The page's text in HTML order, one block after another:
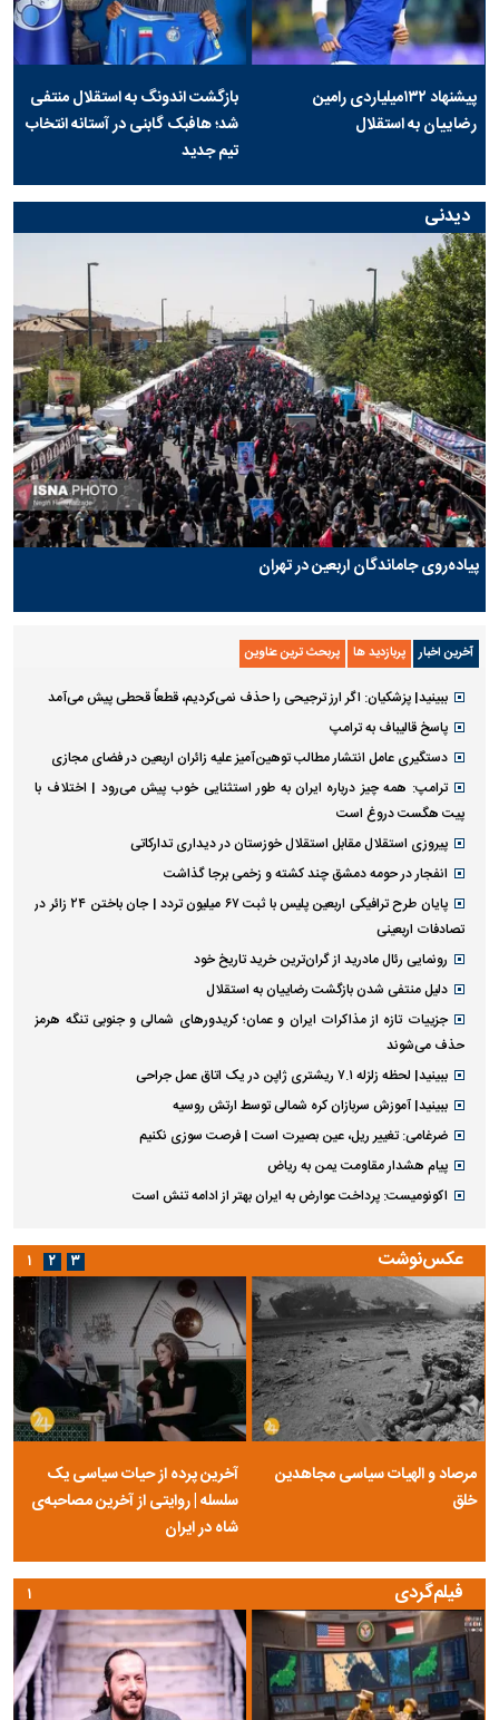
پیشنهاد ۱۳۲میلیاردی رامین
رضاییان به استقلال
بازگشت اندونگ به استقلال منتفی
شد؛ هافبک گابنی در آستانه انتخاب
تیم جدید
دیدنی
پیاده‌روی جاماندگان اربعین در تهران
آخرین اخبار پربازدید ها پربحث ترین عناوین
ببینید| پزشکیان: اگر ارز ترجیحی را حذف نمی‌کردیم، قطعاً قحطی پیش می‌آمد
پاسخ قالیباف به ترامپ
دستگیری عامل انتشار مطالب توهین‌آمیز علیه زائران اربعین در فضای مجازی
ترامپ: همه چیز درباره ایران به طور استثنایی خوب پیش می‌رود | اختلاف با
پیت هگست دروغ است
پیروزی استقلال مقابل استقلال خوزستان در دیداری تدارکاتی
انفجار در حومه دمشق چند کشته و زخمی برجا گذاشت
پایان طرح ترافیکی اربعین پلیس با ثبت ۶۷ میلیون تردد | جان باختن ۲۴ زائر در
تصادفات اربعینی
رونمایی رئال مادرید از گران‌ترین خرید تاریخ خود
دلیل منتفی شدن بازگشت رضاییان به استقلال
جزییات تازه از مذاکرات ایران و عمان؛ کریدورهای شمالی و جنوبی تنگه هرمز
حذف می‌شوند
ببینید| لحظه زلزله ۷.۱ ریشتری ژاپن در یک اتاق عمل جراحی
ببینید| آموزش سربازان کره شمالی توسط ارتش روسیه
ضرغامی: تغییر ریل، عین بصیرت است | فرصت سوزی نکنیم
پیام هشدار مقاومت یمن به ریاض
اکونومیست: پرداخت عوارض به ایران بهتر از ادامه تنش است
عکس‌نوشت
مرصاد و الهیات سیاسی مجاهدین
خلق
آخرین پرده از حیات سیاسی یک
سلسله | روایتی از آخرین مصاحبه‌ی
شاه در ایران
۱ ۲ ۳
فیلم‌گردی ۱